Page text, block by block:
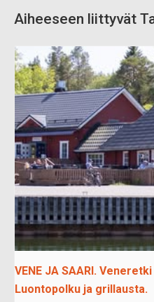
Aiheeseen liittyvät
VENE JA SAARI.
Luontopolku ja grillausta.